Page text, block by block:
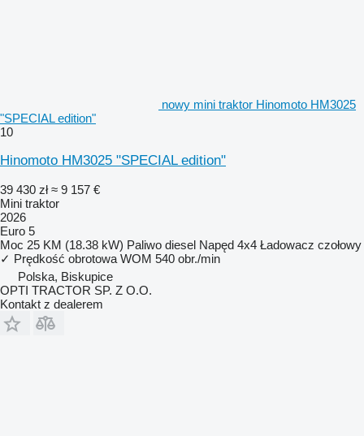
nowy mini traktor Hinomoto HM3025
"SPECIAL edition"
10
Hinomoto HM3025 "SPECIAL edition"
39 430 zł ≈ 9 157 €
Mini traktor
2026
Euro 5
Moc 25 KM (18.38 kW) Paliwo diesel Napęd 4x4 Ładowacz czołowy
✓ Prędkość obrotowa WOM 540 obr./min
Polska, Biskupice
OPTI TRACTOR SP. Z O.O.
Kontakt z dealerem